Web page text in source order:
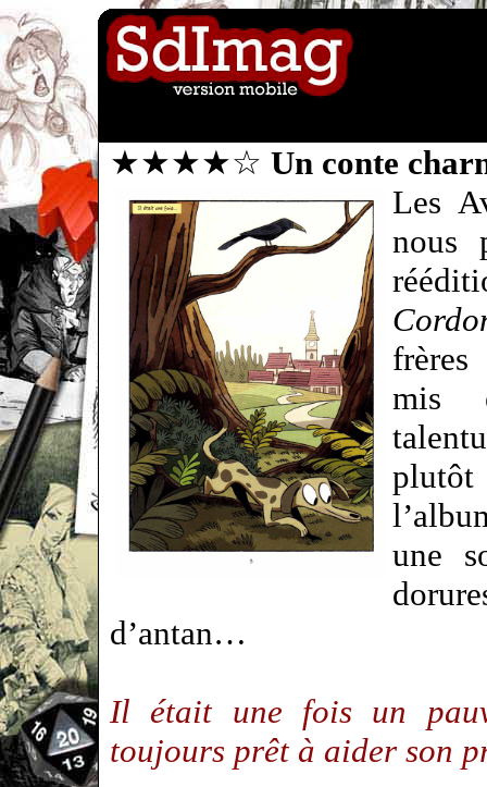
★★★★☆ Un conte
Les
nous
mis
plutôt
une
d’antan…
Il était une fois un
toujours prêt à aider son